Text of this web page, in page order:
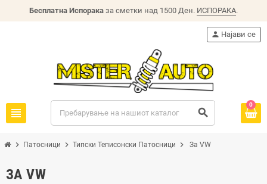
Бесплатна Испорака за сметки над 1500 Ден. ИСПОРАКА.
view_headline search
person Најави се
0
chevron_right Патосници chevron_right Типски Теписонски Патосници chevron_right За VW
ЗА VW